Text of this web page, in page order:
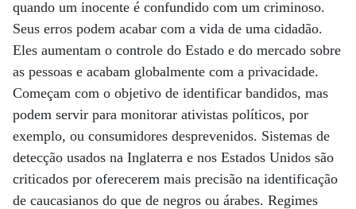
quando um inocente é confundido com um criminoso.
Seus erros podem acabar com a vida de uma cidadão.
Eles aumentam o controle do Estado e do mercado sobre
as pessoas e acabam globalmente com a privacidade.
Começam com o objetivo de identificar bandidos, mas
podem servir para monitorar ativistas políticos, por
exemplo, ou consumidores desprevenidos. Sistemas de
detecção usados na Inglaterra e nos Estados Unidos são
criticados por oferecerem mais precisão na identificação
de caucasianos do que de negros ou árabes. Regimes